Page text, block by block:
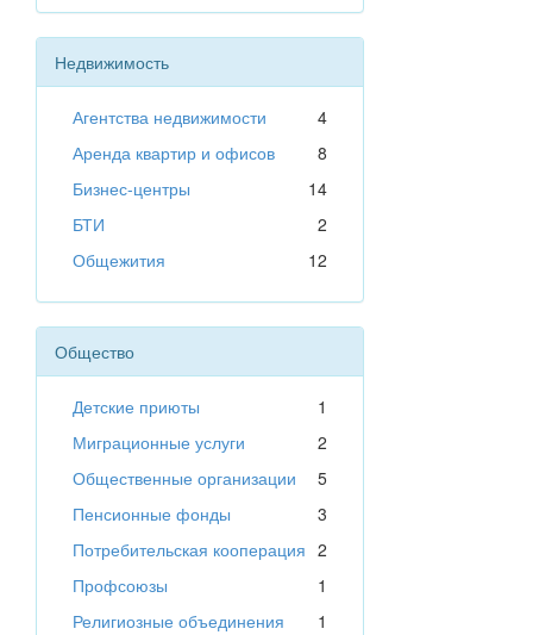
Недвижимость
Агентства недвижимости
4
Аренда квартир и офисов
8
Бизнес-центры
14
БТИ
2
Общежития
12
Общество
Детские приюты
1
Миграционные услуги
2
Общественные организации
5
Пенсионные фонды
3
Потребительская кооперация 2
Профсоюзы
1
Религиозные объединения
1